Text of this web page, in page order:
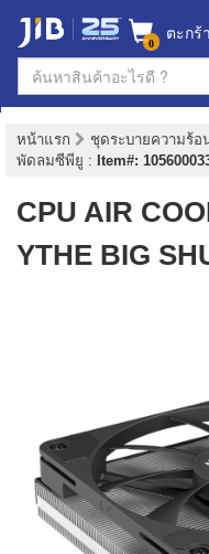
0 ตะกร้
หน้าแรก ชุดระบายความร้อ
พัดลมซีพียู : Item#:
CPU AIR
YTHE BIG